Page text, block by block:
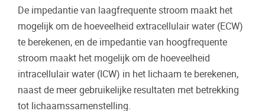
De impedantie van laagfrequente stroom maakt het
mogelijk om de hoeveelheid extracellulair water (ECW)
te berekenen, en de impedantie van hoogfrequente
stroom maakt het mogelijk om de hoeveelheid
intracellulair water (ICW) in het lichaam te berekenen,
naast de meer gebruikelijke resultaten met betrekking
tot lichaamssamenstelling.